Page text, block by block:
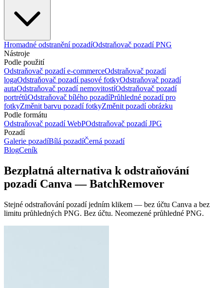
Hromadné odstranění pozadíOdstraňovač pozadí PNG
Nástroje
Podle použití
Odstraňovač pozadí e-commerceOdstraňovač pozadí
logaOdstraňovač pozadí pasové fotkyOdstraňovač pozadí
autaOdstraňovač pozadí nemovitostíOdstraňovač pozadí
portrétůOdstraňovač bílého pozadíPrůhledné pozadí pro
fotkyZměnit barvu pozadí fotkyZměnit pozadí obrázku
Podle formátu
Odstraňovač pozadí WebPOdstraňovač pozadí JPG
Pozadí
Galerie pozadíBílá pozadíČerná pozadí
BlogCeník
Bezplatná alternativa k odstraňování
pozadí Canva — BatchRemover
Stejné odstraňování pozadí jedním klikem — bez účtu Canva a bez
limitu průhledných PNG. Bez účtu. Neomezené průhledné PNG.